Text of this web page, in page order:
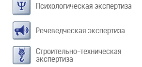
Психологическая экспертиза
Речеведческая экспертиза
Строительно-техническая
экспертиза